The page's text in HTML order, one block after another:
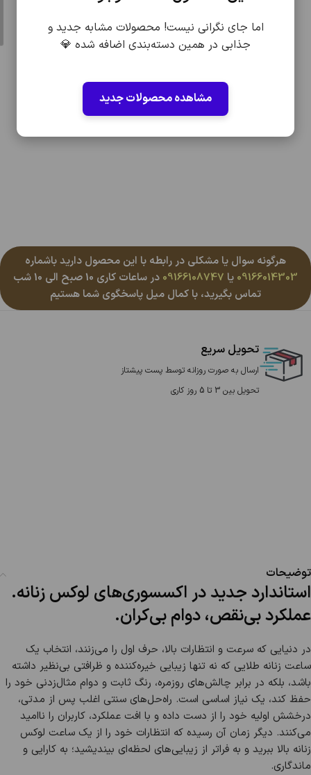
هرگونه سوال یا مشکلی در رابطه با این محصول دارید باشماره
09166014303 یا 09166108747
در ساعات کاری 10 صبح الی 10 شب
تماس بگیرید، با کمال میل پاسخگوی شما هستیم
تحویل سریع
ارسال به صورت روزانه توسط پست پیشتاز
تحویل بین 3 تا 5 روز کاری
توضیحات
استاندارد جدید در اکسسوری‌های لوکس زنانه.
عملکرد بی‌نقص، دوام بی‌کران.
در دنیایی که سرعت و انتظارات بالا، حرف اول را می‌زنند، انتخاب یک
ساعت زنانه طلایی که نه تنها زیبایی خیره‌کننده و ظرافتی بی‌نظیر داشته
باشد، بلکه در برابر چالش‌های روزمره، رنگ ثابت و دوام مثال‌زدنی خود را
حفظ کند، یک نیاز اساسی است. راه‌حل‌های سنتی اغلب پس از مدتی،
درخشش اولیه خود را از دست داده و با افت عملکرد، کاربران را ناامید
می‌کنند. دیگر زمان آن رسیده که انتظارات خود را از یک ساعت لوکس
زنانه بالا ببرید و به فراتر از زیبایی‌های لحظه‌ای بیندیشید؛ به کارایی و
ماندگاری.
اما جای نگرانی نیست! محصولات مشابه جدید و
جذابی در همین دسته‌بندی اضافه شده 💎
مشاهده محصولات جدید